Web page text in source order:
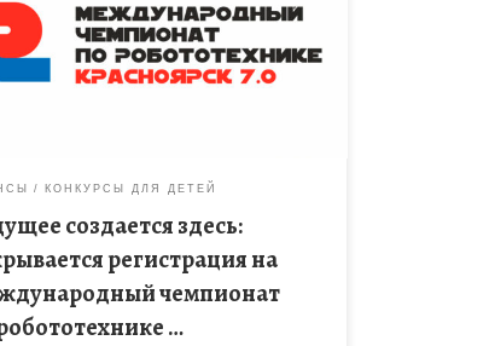
инноваций. С 16 по 19 апреля 2026 года в
пройдет один из самых
технологических фестивалей […]
КОНКУРСЫ ДЛЯ ДЕТЕЙ
создается здесь:
регистрация на
чемпионат
…